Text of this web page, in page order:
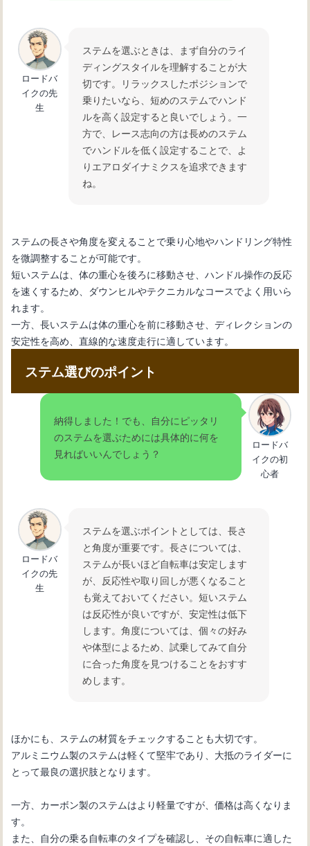
ロードバ
イクの先
生
ステムを選ぶときは、まず自分のライ
ディングスタイルを理解することが大
切です。リラックスしたポジションで
乗りたいなら、短めのステムでハンド
ルを高く設定すると良いでしょう。一
方で、レース志向の方は長めのステム
でハンドルを低く設定することで、よ
りエアロダイナミクスを追求できます
ね。
ステムの長さや角度を変えることで乗り心地やハンドリング特性
を微調整することが可能です。
短いステムは、体の重心を後ろに移動させ、ハンドル操作の反応
を速くするため、ダウンヒルやテクニカルなコースでよく用いら
れます。
一方、長いステムは体の重心を前に移動させ、ディレクションの
安定性を高め、直線的な速度走行に適しています。
ステム選びのポイント
納得しました！でも、自分にピッタリ
のステムを選ぶためには具体的に何を
見ればいいんでしょう？
ロードバ
イクの初
心者
ロードバ
イクの先
生
ステムを選ぶポイントとしては、長さ
と角度が重要です。長さについては、
ステムが長いほど自転車は安定します
が、反応性や取り回しが悪くなること
も覚えておいてください。短いステム
は反応性が良いですが、安定性は低下
します。角度については、個々の好み
や体型によるため、試乗してみて自分
に合った角度を見つけることをおすす
めします。
ほかにも、ステムの材質をチェックすることも大切です。
アルミニウム製のステムは軽くて堅牢であり、大抵のライダーに
とって最良の選択肢となります。
一方、カーボン製のステムはより軽量ですが、価格は高くなりま
す。
また、自分の乗る自転車のタイプを確認し、その自転車に適した